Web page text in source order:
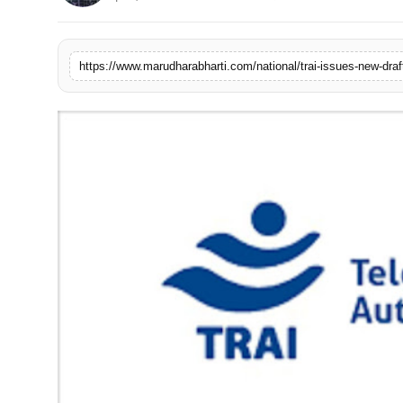
https://www.marudharabharti.com/national/trai-issues-new-